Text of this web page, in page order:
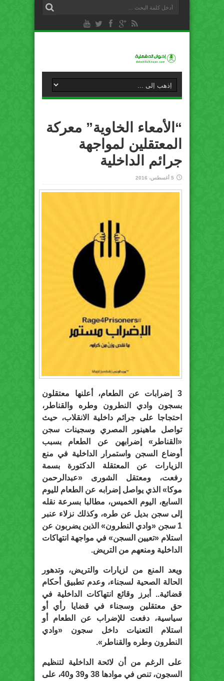
“الأمعاء الخاوية” معركة
المعتقلين لمواجهة
جرائم الداخلية
5 أغسطس، 2016
3 إضرابات عن الطعام، أعلنها معتقلون
بسجون وادي النطرون وطره والقناطر،
احتجاجا على جرائم داخلية الانقلاب، حيث
تواصل ماهينور المصري وسجينات سجن
«القناطر» إضرابهن عن الطعام بسبب
أوضاع السجن واستمرار الداخلية في منع
الزيارات عن المعتقلة الدكتورة بسمة
رفعت، ومعتقل الشورى «عبدالرحمن
موكا» الذي يواصل إضرابه عن الطعام لليوم
السابع، اليوم الخميس، مطالبا بسرعة نقله
إلى سجن بديل عن طره، وكذلك نزلاء عنبر
1 سجن «وادي النطرون» الذين يضربون عن
استلام «تعيين السجن» في مواجهة انتهاكات
الداخلية ومنعهم من التريض.
ويعد المنع من لزيارات والتريض، وتدهور
الحالة الصحية لسجناء، وعدم تطبيق أحكام
قضائية.. أبرز وقائع انتهاكات الداخلية في
حق معتقلين وسجناء في قضايا رأي أو
سياسية، دفعت للإضراب عن الطعام أو
استلام التعنيات داخل سجون «وادي
النطرون وطره والقناطر».
على الرغم من أن لائحة الداخلية لتنظيم
السجون، تنص في موادها 38 و39 و40، على